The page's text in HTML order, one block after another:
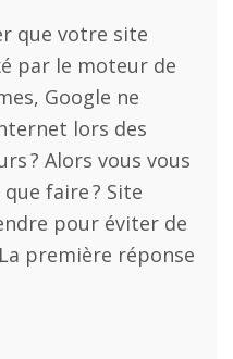
que votre site
par le moteur de
Google ne
lors des
? Alors vous vous
faire ? Site
pour éviter de
première réponse